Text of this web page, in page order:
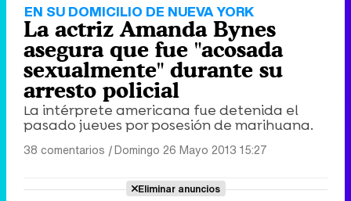
EN SU DOMICILIO DE NUEVA YORK
La actriz Amanda Bynes
asegura que fue "acosada
sexualmente" durante su
arresto policial
La intérprete americana fue detenida el
pasado jueves por posesión de marihuana.
38 comentarios |Domingo 26 Mayo 2013 15:27
Eliminar anuncios